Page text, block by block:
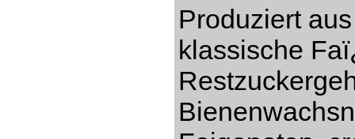
Produziert
klassische